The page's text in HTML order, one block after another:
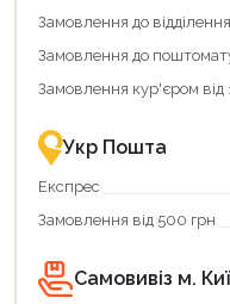
переваги!
картою
єКнига
–
зручно
та
повернення
Економте
більше
разом
державною
підтримкою!
Замовлення до
Замовлення до
Замовлення кур'єром від
Укр Пошта
Експрес
Замовлення від 500 грн
Самовивіз м.